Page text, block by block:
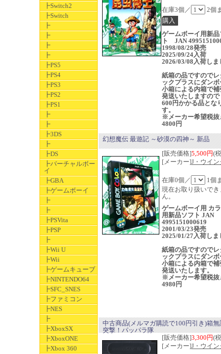
┣Switch2
┣Switch
┣
┣
┣
┣
┣PS5
┣PS4
┣PS3
┣PS2
┣PS1
┣
┣
┣3DS
┣
┣DS
┣バーチャルボー
イ
┣GBA
┣ゲームボーイ
┣
┣
┣PSVita
┣PSP
┣
┣Wii U
┣Wii
┣ゲームキューブ
┣NINTENDO64
┣SFC_SNES
┣ファミコン
┣NES
┣
┣XboxSX
┣XboxONE
┣Xbox 360
在庫3個／ 2個
ゲームボーイ用新品
ト JAN
1998/08/28発売
2025/09/24入荷
2026/03/08入荷しま
紙箱の品ですのでレ
ックプラスにダン
小箱による内箱で補
発送いたしますの
600円かかる品とな
す。
※メーカー希望税抜
4800円
幻想魔伝 最遊記 ～砂漠の四神～ 新品
[販売価格]5,500円(
[メーカー]J・ウイン
在庫0個／
1個
現在お取り扱いでき
ん。
ゲームボーイ用 カ
用新品ソフト JAN
4995151000619
2001/03/23発売
2025/01/27入荷しま
紙箱の品ですのでレ
ックプラスにダン
小箱による内箱で補
発送いたします。
※メーカー希望税抜
4980円
中古商品(メルマガ購読で100円引き)箱無
突撃！パッパラ隊
[販売価格]3,300円(
[メーカー]J・ウイン